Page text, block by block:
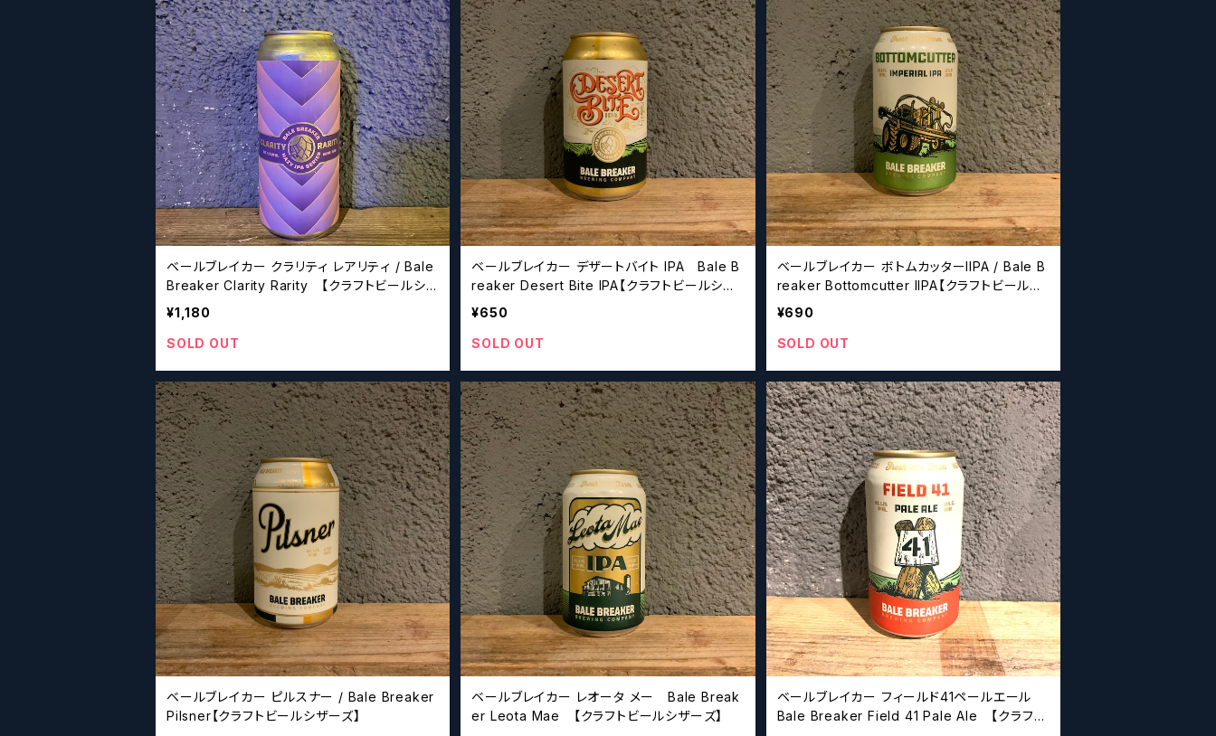
ベールブレイカー クラリティ レアリティ / Bale
Breaker Clarity Rarity 【クラフトビールシザ
ーズ】
¥1,180
SOLD OUT
ベールブレイカー デザートバイト IPA Bale B
reaker Desert Bite IPA【クラフトビールシザ
ーズ】
¥650
SOLD OUT
ベールブレイカー ボトムカッターIIPA / Bale B
reaker Bottomcutter IIPA【クラフトビールシ
ザーズ】
¥690
SOLD OUT
ベールブレイカー ピルスナー / Bale Breaker
Pilsner【クラフトビールシザーズ】
ベールブレイカー レオータ メー Bale Break
er Leota Mae 【クラフトビールシザーズ】
ベールブレイカー フィールド41ペールエール
Bale Breaker Field 41 Pale Ale 【クラフト